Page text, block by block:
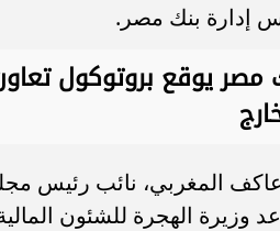
إدارة بنك مصر.
مصر يوقع بروتوكول
المغربي، نائب رئيس
وزيرة الهجرة للشئون